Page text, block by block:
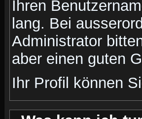
Ihren
lang. Bei
Administrator
aber einen guten
Ihr Profil können